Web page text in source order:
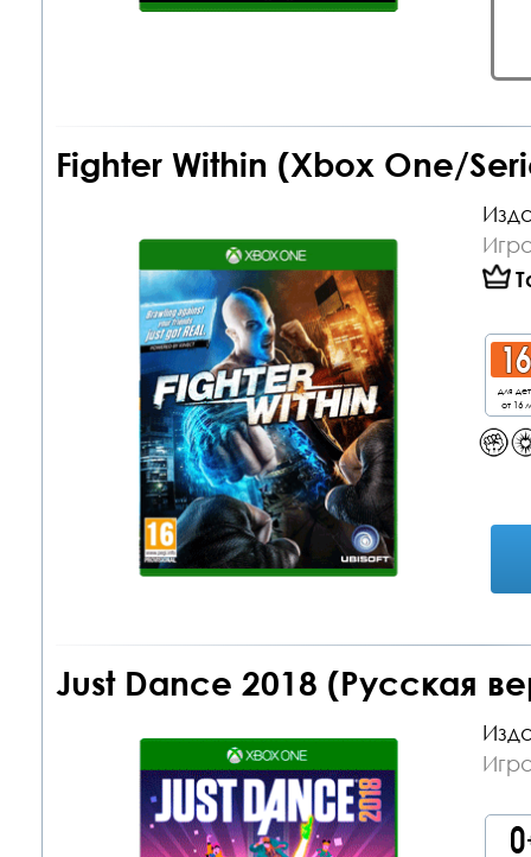
Fighter Within (Xbox One/
для
от 16
Just Dance 2018 (Русская